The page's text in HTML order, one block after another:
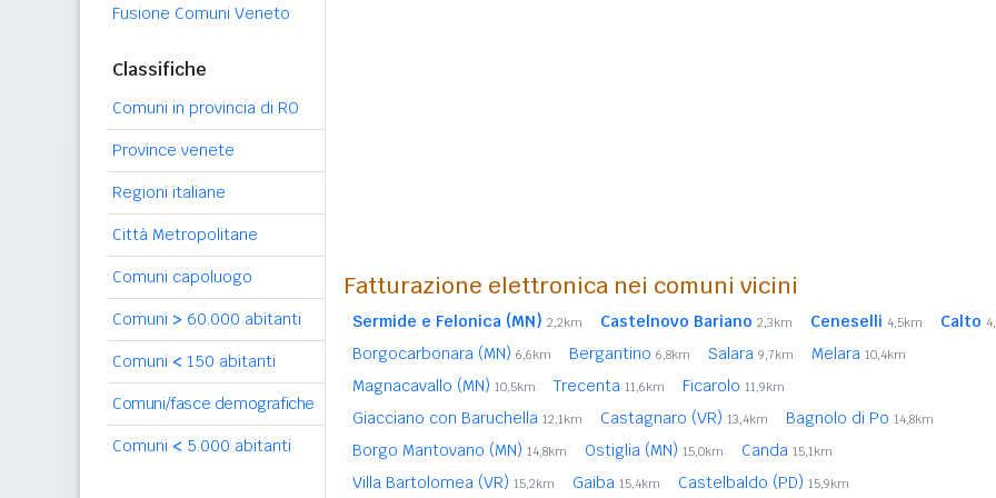
Fusione Comuni Veneto
Classifiche
Comuni in provincia di RO
Province venete
Regioni italiane
Città Metropolitane
Comuni capoluogo
Comuni > 60.000 abitanti
Comuni < 150 abitanti
Comuni/fasce demografiche
Comuni < 5.000 abitanti
Fatturazione elettronica nei comuni vicini
Sermide e Felonica (MN) 2,2km Castelnovo Bariano 2,3km Ceneselli 4,5km Calto
Borgocarbonara (MN) 6,6km Bergantino 6,8km Salara 9,7km Melara 10,4km
Magnacavallo (MN) 10,5km Trecenta 11,6km Ficarolo 11,9km
Giacciano con Baruchella 12,1km Castagnaro (VR) 13,4km Bagnolo di Po 14,8km
Borgo Mantovano (MN) 14,8km Ostiglia (MN) 15,0km Canda 15,1km
Villa Bartolomea (VR) 15,2km Gaiba 15,4km Castelbaldo (PD) 15,9km